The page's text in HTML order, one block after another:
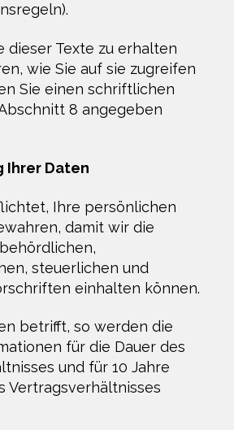
dieser Texte zu erhalten
wie Sie auf sie zugreifen
Sie einen schriftlichen
8 angegeben
Ihrer Daten
Ihre persönlichen
damit wir die
steuerlichen und
einhalten können.
betrifft, so werden die
für die Dauer des
und für 10 Jahre
Vertragsverhältnisses